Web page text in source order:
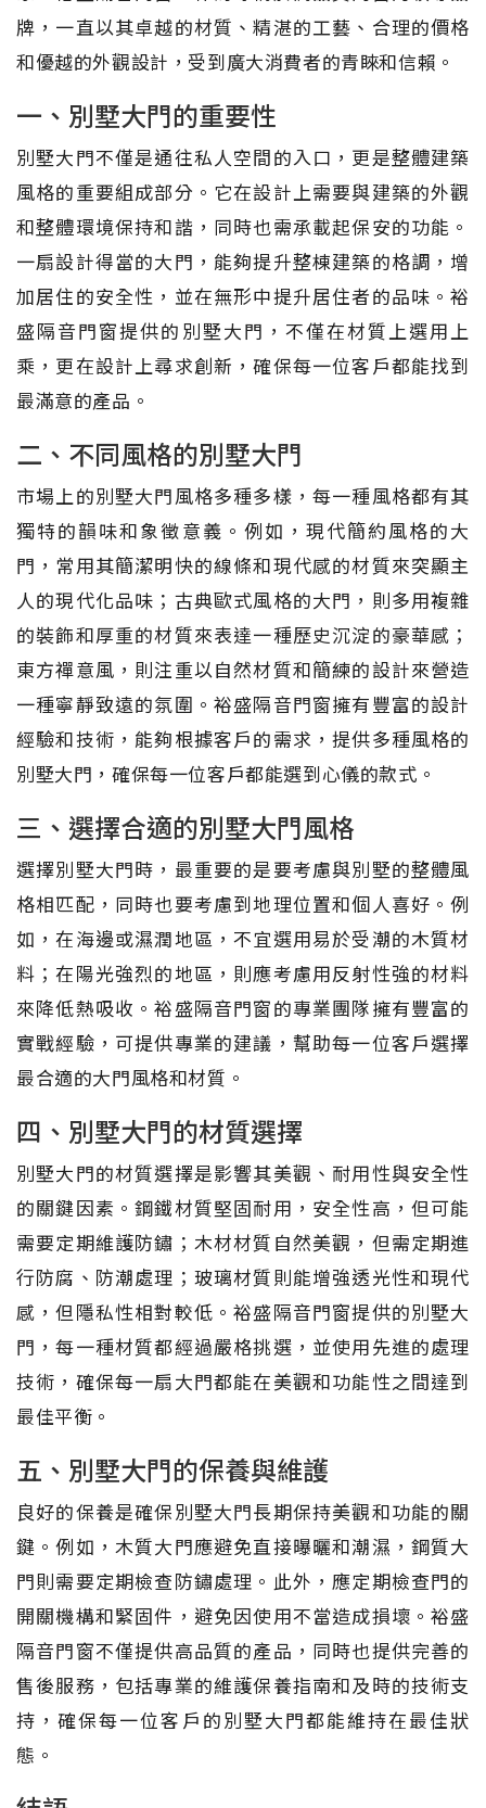
牌，一直以其卓越的材質、精湛的工藝、合理的價格
和優越的外觀設計，受到廣大消費者的青睞和信賴。
一、別墅大門的重要性
別墅大門不僅是通往私人空間的入口，更是整體建築
風格的重要組成部分。它在設計上需要與建築的外觀
和整體環境保持和諧，同時也需承載起保安的功能。
一扇設計得當的大門，能夠提升整棟建築的格調，增
加居住的安全性，並在無形中提升居住者的品味。裕
盛隔音門窗提供的別墅大門，不僅在材質上選用上
乘，更在設計上尋求創新，確保每一位客戶都能找到
最滿意的產品。
二、不同風格的別墅大門
市場上的別墅大門風格多種多樣，每一種風格都有其
獨特的韻味和象徵意義。例如，現代簡約風格的大
門，常用其簡潔明快的線條和現代感的材質來突顯主
人的現代化品味；古典歐式風格的大門，則多用複雜
的裝飾和厚重的材質來表達一種歷史沉淀的豪華感；
東方禪意風，則注重以自然材質和簡練的設計來營造
一種寧靜致遠的氛圍。裕盛隔音門窗擁有豐富的設計
經驗和技術，能夠根據客戶的需求，提供多種風格的
別墅大門，確保每一位客戶都能選到心儀的款式。
三、選擇合適的別墅大門風格
選擇別墅大門時，最重要的是要考慮與別墅的整體風
格相匹配，同時也要考慮到地理位置和個人喜好。例
如，在海邊或濕潤地區，不宜選用易於受潮的木質材
料；在陽光強烈的地區，則應考慮用反射性強的材料
來降低熱吸收。裕盛隔音門窗的專業團隊擁有豐富的
實戰經驗，可提供專業的建議，幫助每一位客戶選擇
最合適的大門風格和材質。
四、別墅大門的材質選擇
別墅大門的材質選擇是影響其美觀、耐用性與安全性
的關鍵因素。鋼鐵材質堅固耐用，安全性高，但可能
需要定期維護防鏽；木材材質自然美觀，但需定期進
行防腐、防潮處理；玻璃材質則能增強透光性和現代
感，但隱私性相對較低。裕盛隔音門窗提供的別墅大
門，每一種材質都經過嚴格挑選，並使用先進的處理
技術，確保每一扇大門都能在美觀和功能性之間達到
最佳平衡。
五、別墅大門的保養與維護
良好的保養是確保別墅大門長期保持美觀和功能的關
鍵。例如，木質大門應避免直接曝曬和潮濕，鋼質大
門則需要定期檢查防鏽處理。此外，應定期檢查門的
開關機構和緊固件，避免因使用不當造成損壞。裕盛
隔音門窗不僅提供高品質的產品，同時也提供完善的
售後服務，包括專業的維護保養指南和及時的技術支
持，確保每一位客戶的別墅大門都能維持在最佳狀
態。